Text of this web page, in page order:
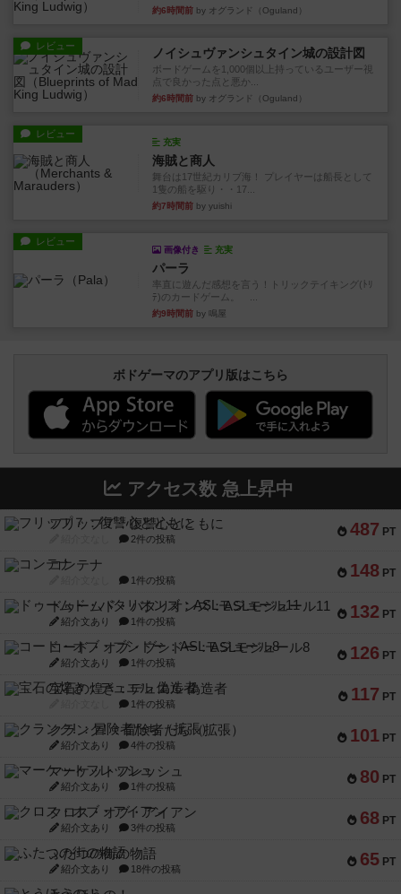
約6時間前 by オグランド（Oguland）
レビュー ノイシュヴァンシュタイン城の設計図
ボードゲームを1,000個以上持っているユーザー視
点で良かった点と悪か...
約6時間前 by オグランド（Oguland）
レビュー
充実
海賊と商人
舞台は17世紀カリブ海！ プレイヤーは船長として
1隻の船を駆り・・17...
約7時間前 by yuishi
レビュー
画像付き 充実
パーラ
率直に遊んだ感想を言う！トリックテイキング(ﾄﾘ
ﾃ)のカードゲーム。 ...
約9時間前 by 鳴屋
ボドゲーマのアプリ版はこちら
アクセス数 急上昇中
487 PT
フリップ７：復讐心とともに
2件の投稿
148 PT
コンテナ
1件の投稿
132 PT
ドゥームド・バタリオンズ：ASLモジュール11
紹介文あり 1件の投稿
126 PT
コード・オブ・ブシドー：ASLモジュール8
紹介文あり 1件の投稿
117 PT
宝石の煌き：デュエル 偽造者
1件の投稿
101 PT
クランク! ：冒険者たち（拡張）
紹介文あり 4件の投稿
80 PT
マーケットフレッシュ
紹介文あり 1件の投稿
68 PT
クロス・オブ・アイアン
紹介文あり 3件の投稿
65 PT
ふたつの街の物語
紹介文あり 18件の投稿